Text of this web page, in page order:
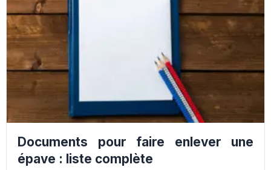
Documents pour faire enlever une
épave : liste complète